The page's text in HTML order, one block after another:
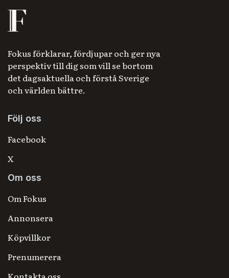
Fokus förklarar, fördjupar och ger nya
perspektiv till dig som vill se bortom
det dagsaktuella och förstå Sverige
och världen bättre.
Följ oss
Facebook
X
Om oss
Om Fokus
Annonsera
Köpvillkor
Prenumerera